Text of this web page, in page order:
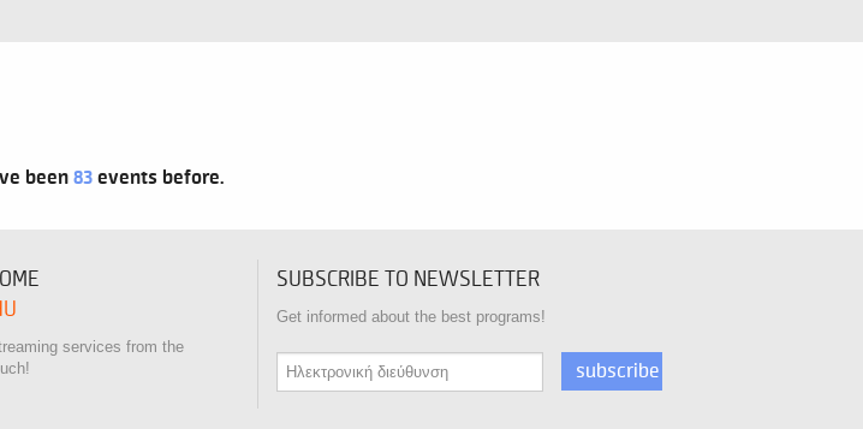
been 83 events before.
services from the
SUBSCRIBE TO NEWSLETTER
Get informed about the best programs!
subscribe